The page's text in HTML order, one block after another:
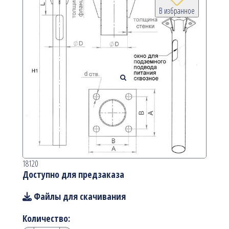
В избранное
18120
Доступно для предзаказа
Файлы для скачивания
Количество: